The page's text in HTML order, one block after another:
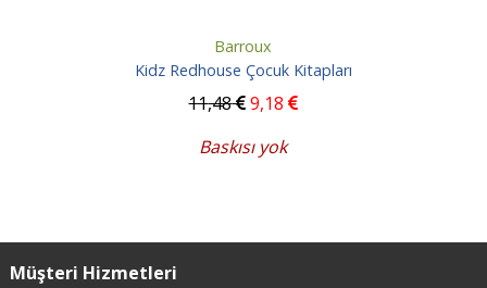
Barroux
Kidz Redhouse Çocuk Kitapları
11,48 9,18
Baskısı yok
Müşteri Hizmetleri